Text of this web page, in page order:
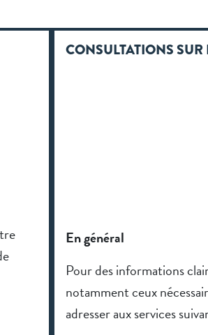
CONSULTATIONS
En général
Pour des informations
notamment ceux
adresser aux services